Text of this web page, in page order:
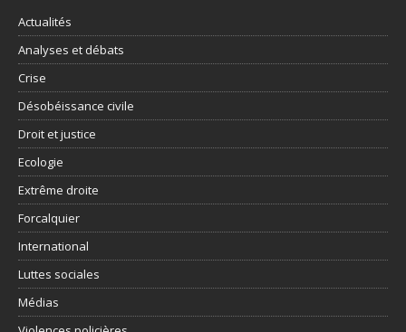
Actualités
Analyses et débats
Crise
Désobéissance civile
Droit et justice
Ecologie
Extrême droite
Forcalquier
International
Luttes sociales
Médias